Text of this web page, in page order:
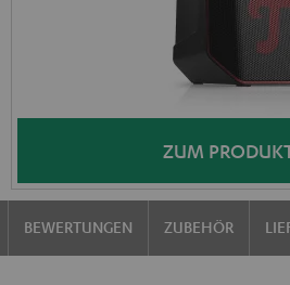
ZUM
BEWERTUNGEN ZUBEHÖR